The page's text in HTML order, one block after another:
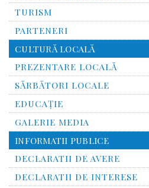
TURISM
PARTENERI
CULTURĂ LOCALĂ
PREZENTARE LOCALĂ
SĂRBĂTORI LOCALE
EDUCAȚIE
GALERIE MEDIA
INFORMATII PUBLICE
DECLARATII DE AVERE
DECLARATII DE INTERESE